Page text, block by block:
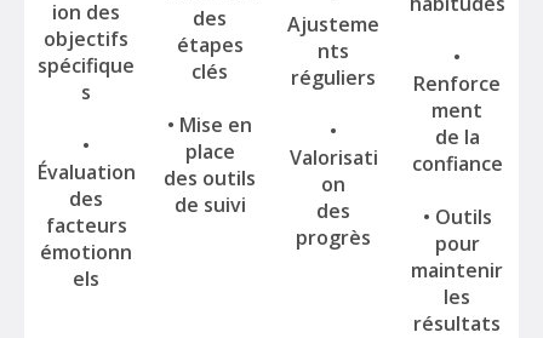
ion des
objectifs
spécifique
s
•
Évaluation
des
facteurs
émotionn
els
des
étapes
clés
• Mise en
place
des outils
de suivi
Ajusteme
nts
réguliers
•
Valorisati
on
des
progrès
•
Renforce
ment
de la
confiance
• Outils
pour
maintenir
les
résultats